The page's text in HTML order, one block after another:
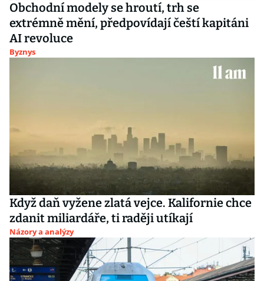
Obchodní modely se hroutí, trh se
extrémně mění, předpovídají čeští kapitáni
AI revoluce
Byznys
Když daň vyžene zlatá vejce. Kalifornie chce
zdanit miliardáře, ti raději utíkají
Názory a analýzy